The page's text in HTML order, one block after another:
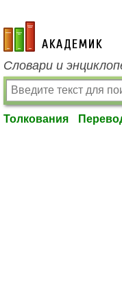
academic.ru
Словари и
Толкования